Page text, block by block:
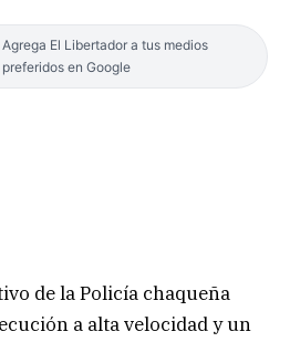
Agrega El Libertador a tus medios
preferidos en Google
de la Policía chaqueña
a alta velocidad y un